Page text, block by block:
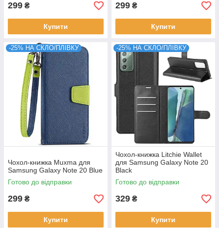
299 ₴
Купити
299 ₴
Купити
-25% НА СКЛО/ПЛІВКУ
Чохол-книжка Muxma для
Samsung Galaxy Note 20 Blue
Готово до відправки
299 ₴
Купити
-25% НА СКЛО/ПЛІВКУ
Чохол-книжка Litchie Wallet
для Samsung Galaxy Note 20
Black
Готово до відправки
329 ₴
Купити